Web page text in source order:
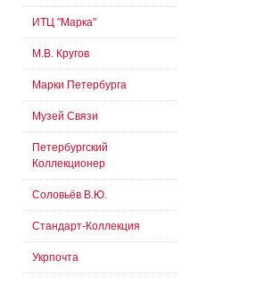
ИТЦ "Марка"
М.В. Кругов
Марки Петербурга
Музей Связи
Петербургский
Коллекционер
Соловьёв В.Ю.
Стандарт-Коллекция
Укрпочта